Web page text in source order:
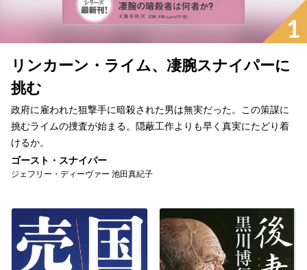
1
リンカーン・ライム、凄腕スナイパーに
挑む
政府に雇われた狙撃手に暗殺された男は無実だった。この策謀に
挑むライムの捜査が始まる。隠蔽工作よりも早く真実にたどり着
けるか。
ゴースト・スナイパー
ジェフリー・ディーヴァー 池田真紀子